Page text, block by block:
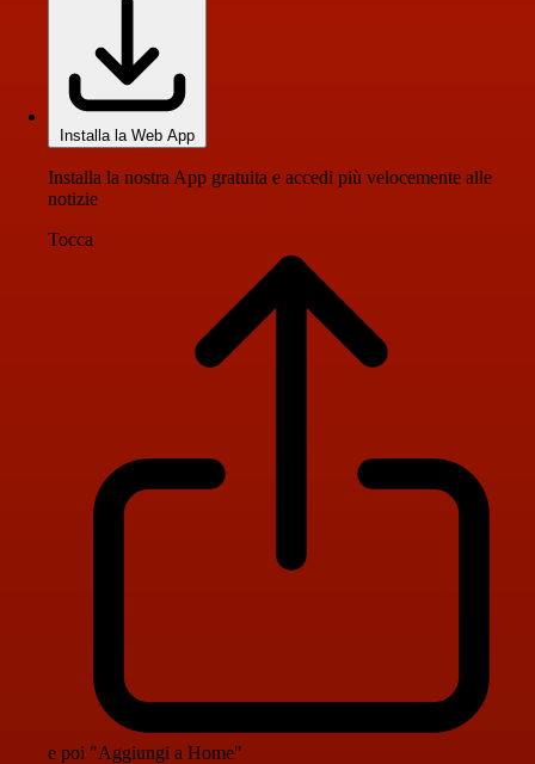
Installa la Web App
Installa la nostra App gratuita e accedi più velocemente alle
notizie
Tocca
e poi "Aggiungi a Home"